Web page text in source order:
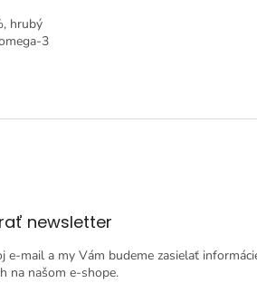
hrubý
3
newsletter
e-mail a my Vám budeme zasielať
na našom e-shope.